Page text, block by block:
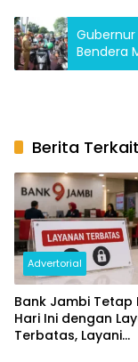
Gubernur
Bendera
Berita Terkait
Advertorial
Bank Jambi Tetap
Hari Ini dengan
Terbatas, Layani